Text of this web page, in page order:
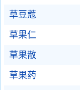
草豆蔻
草果仁
草果散
草果药